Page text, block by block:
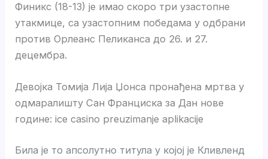
Финикс (18-13) је имао скоро три узастопне
утакмице, са узастопним победама у одбрани
против Орлеанс Пеликанса до 26. и 27.
децембра.
Девојка Томија Лија Џонса пронађена мртва у
одмаралишту Сан Франциска за Дан нове
године: ice casino preuzimanje aplikacije
Била је то апсолутно титула у којој је Кливленд